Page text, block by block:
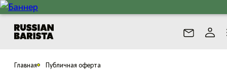
Главная Публичная оферта